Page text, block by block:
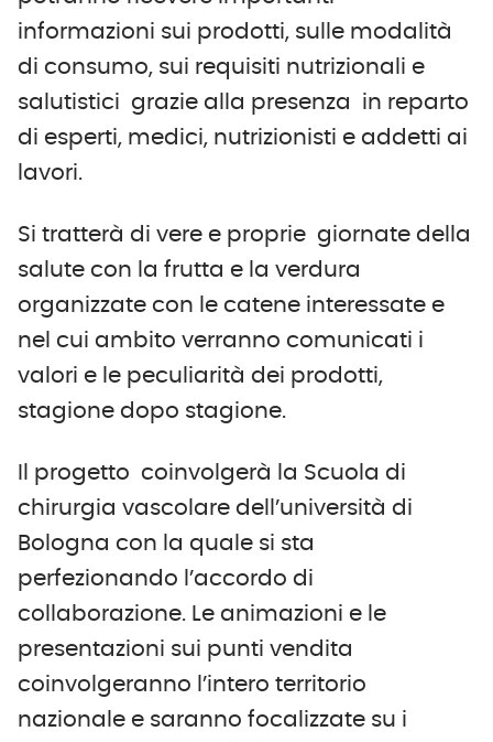
informazioni sui prodotti, sulle modalità
di consumo, sui requisiti nutrizionali e
salutistici grazie alla presenza in reparto
di esperti, medici, nutrizionisti e addetti ai
lavori.
Si tratterà di vere e proprie giornate della
salute con la frutta e la verdura
organizzate con le catene interessate e
nel cui ambito verranno comunicati i
valori e le peculiarità dei prodotti,
stagione dopo stagione.
Il progetto coinvolgerà la Scuola di
chirurgia vascolare dell’università di
Bologna con la quale si sta
perfezionando l’accordo di
collaborazione. Le animazioni e le
presentazioni sui punti vendita
coinvolgeranno l’intero territorio
nazionale e saranno focalizzate su i